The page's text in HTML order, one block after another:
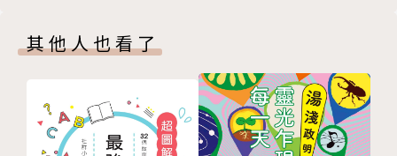
開你的創造力開關！
當你學會這套畫畫技巧，你將能重新觀察、理解這個世
像藝術家一樣思考，看見隱藏在尋常事物中的美感。
「我以前從來沒有意識到有那麼多可看的東西，以及這
其他人也看了